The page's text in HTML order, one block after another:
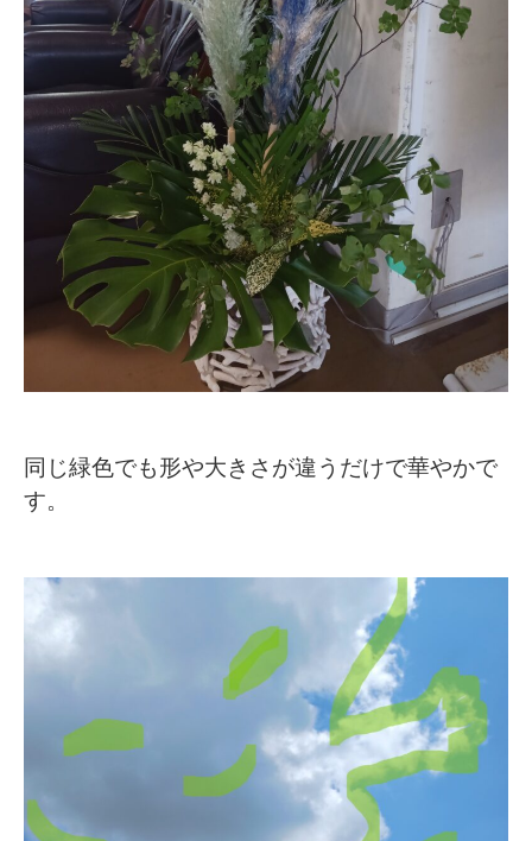
同じ緑色でも形や大きさが違うだけで華やかで
す。